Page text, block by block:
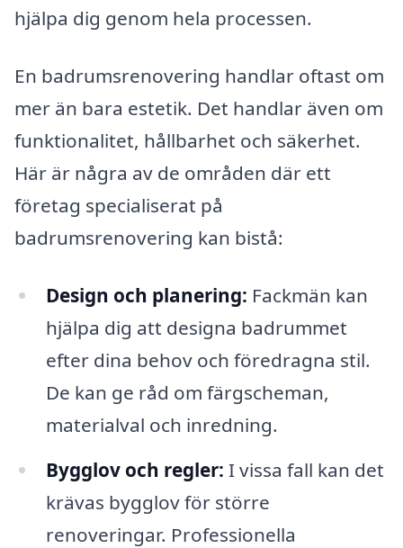
hjälpa dig genom hela processen.
En badrumsrenovering handlar oftast om
mer än bara estetik. Det handlar även om
funktionalitet, hållbarhet och säkerhet.
Här är några av de områden där ett
företag specialiserat på
badrumsrenovering kan bistå:
Design och planering: Fackmän kan
hjälpa dig att designa badrummet
efter dina behov och föredragna stil.
De kan ge råd om färgscheman,
materialval och inredning.
Bygglov och regler: I vissa fall kan det
krävas bygglov för större
renoveringar. Professionella